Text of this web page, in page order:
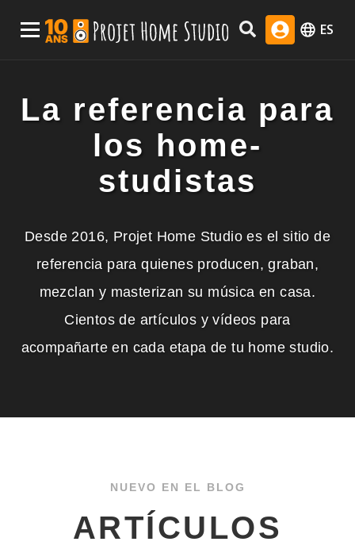
Menu Principal ES
La referencia para
los home-
studistas
Desde 2016, Projet Home Studio es el sitio de
referencia para quienes producen, graban,
mezclan y masterizan su música en casa.
Cientos de artículos y vídeos para
acompañarte en cada etapa de tu home studio.
NUEVO EN EL BLOG
ARTÍCULOS